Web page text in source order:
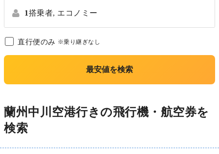
1搭乗者, エコノミー
直行便のみ ※乗り継ぎなし
最安値を検索
蘭州中川空港行きの飛行機・航空券を
検索